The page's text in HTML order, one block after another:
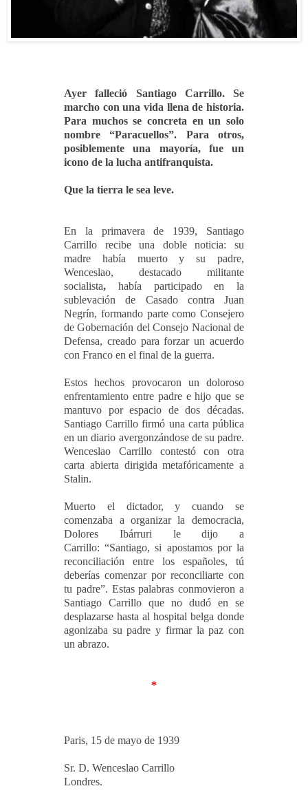
Ayer falleció Santiago Carrillo. Se
marcho con una vida llena de historia.
Para muchos se concreta en un solo
nombre “Paracuellos”. Para otros,
posiblemente una mayoría, fue un
icono de la lucha antifranquista.
Que la tierra le sea leve.
En la primavera de 1939, Santiago
Carrillo recibe una doble noticia: su
madre había muerto y su padre,
Wenceslao, destacado militante
socialista, había participado en la
sublevación de Casado contra Juan
Negrín, formando parte como Consejero
de Gobernación del Consejo Nacional de
Defensa, creado para forzar un acuerdo
con Franco en el final de la guerra.
Estos hechos provocaron un doloroso
enfrentamiento entre padre e hijo que se
mantuvo por espacio de dos décadas.
Santiago Carrillo firmó una carta pública
en un diario avergonzándose de su padre.
Wenceslao Carrillo contestó con otra
carta abierta dirigida metafóricamente a
Stalin.
Muerto el dictador, y cuando se
comenzaba a organizar la democracia,
Dolores Ibárruri le dijo a
Carrillo: “Santiago, si apostamos por la
reconciliación entre los españoles, tú
deberías comenzar por reconciliarte con
tu padre”. Estas palabras conmovieron a
Santiago Carrillo que no dudó en se
desplazarse hasta al hospital belga donde
agonizaba su padre y firmar la paz con
un abrazo.
*
Paris, 15 de mayo de 1939
Sr. D. Wenceslao Carrillo
Londres.